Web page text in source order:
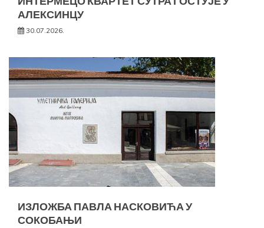
АЛЕКСИНЦУ
30.07.2026.
ИЗЛОЖБА ПАВЛА НАСКОВИЋА У
СОКОБАЊИ